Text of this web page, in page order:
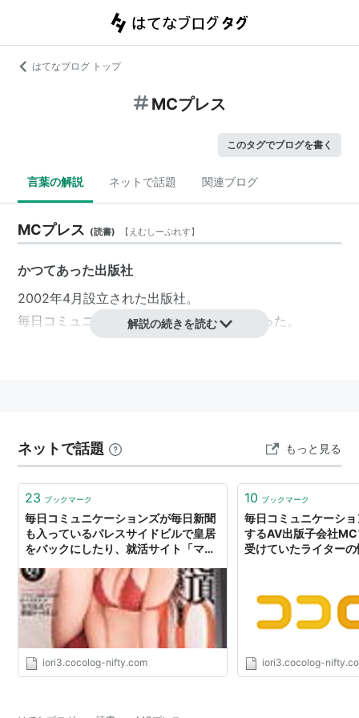
はてなブログ トップ
MCプレス
このタグでブログを書く
言葉の解説 ネットで話題 関連ブログ
MCプレス (読書) 【 えむしーぷれす】
かつてあった出版社
2002年4月設立された出版社。
毎日コミュニケーションズの完全子会社
だった。
「DVDClub」、「ウィンドウズROM!」などのPC関連雑
解説の続きを読む
ネットで話題 もっと見る
23 ブックマーク
毎日コミュニケーションズが毎日新聞
も入っているパレスサイドビルで皇居
をバックにしたり、就活サイト「マイ
撮ったことを謝罪文で誤魔化そうとし
ている件→ネットで囁かれる「MCプ
レス偽装解散」説→AVモデルに大学名
を使われ、構内を撮影された大学怒る
- 天漢日乗
iori3.cocolog-nifty.com
10 ブックマーク
毎日コミュニケーシ
するAV出版子会社
受けていたライター
iori3.cocolog-